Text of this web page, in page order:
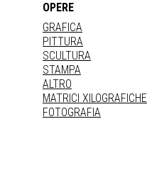
OPERE
GRAFICA
PITTURA
SCULTURA
STAMPA
ALTRO
MATRICI XILOGRAFICHE
FOTOGRAFIA